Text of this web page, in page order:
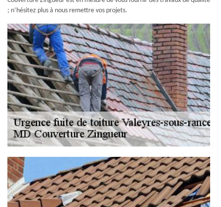
; n’hésitez plus à nous remettre vos projets.